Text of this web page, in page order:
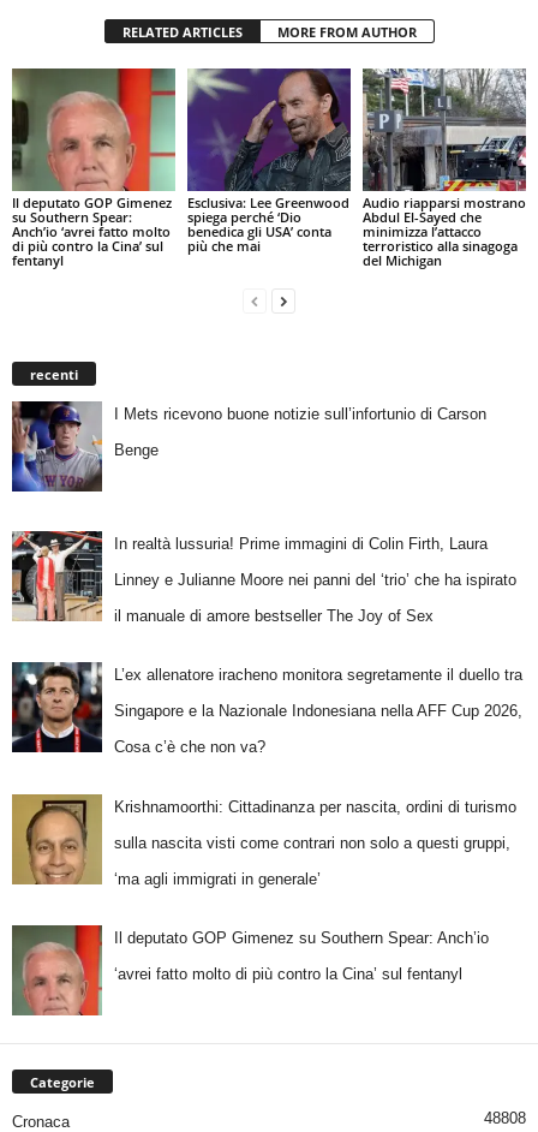
RELATED ARTICLES MORE FROM AUTHOR
Il deputato GOP Gimenez
su Southern Spear:
Anch’io ‘avrei fatto molto
di più contro la Cina’ sul
fentanyl
Esclusiva: Lee Greenwood
spiega perché ‘Dio
benedica gli USA’ conta
più che mai
Audio riapparsi mostrano
Abdul El-Sayed che
minimizza l’attacco
terroristico alla sinagoga
del Michigan
recenti
I Mets ricevono buone notizie sull’infortunio di Carson
Benge
In realtà lussuria! Prime immagini di Colin Firth, Laura
Linney e Julianne Moore nei panni del ‘trio’ che ha ispirato
il manuale di amore bestseller The Joy of Sex
L’ex allenatore iracheno monitora segretamente il duello tra
Singapore e la Nazionale Indonesiana nella AFF Cup 2026,
Cosa c’è che non va?
Krishnamoorthi: Cittadinanza per nascita, ordini di turismo
sulla nascita visti come contrari non solo a questi gruppi,
‘ma agli immigrati in generale’
Il deputato GOP Gimenez su Southern Spear: Anch’io
‘avrei fatto molto di più contro la Cina’ sul fentanyl
Categorie
Cronaca 48808